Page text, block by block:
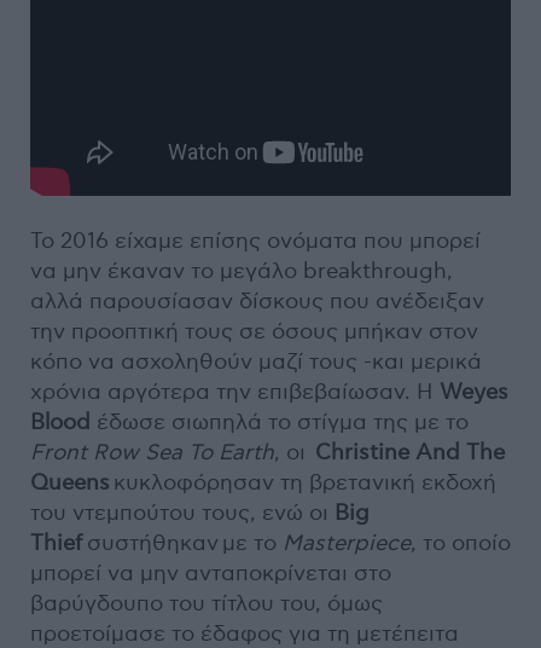
Το 2016 είχαμε επίσης ονόματα που μπορεί
να μην έκαναν το μεγάλο breakthrough,
αλλά παρουσίασαν δίσκους που ανέδειξαν
την προοπτική τους σε όσους μπήκαν στον
κόπο να ασχοληθούν μαζί τους -και μερικά
χρόνια αργότερα την επιβεβαίωσαν. Η Weyes
Blood έδωσε σιωπηλά το στίγμα της με το
Front Row Sea To Earth, οι Christine And The
Queens κυκλοφόρησαν τη βρετανική εκδοχή
του ντεμπούτου τους, ενώ οι Big
Thiefσυστήθηκαν με το Masterpiece, το οποίο
μπορεί να μην ανταποκρίνεται στο
βαρύγδουπο του τίτλου του, όμως
προετοίμασε το έδαφος για τη μετέπειτα